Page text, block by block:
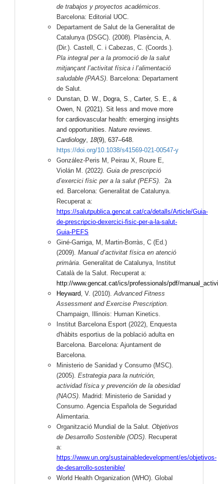
de trabajos y proyectos académicos.
Barcelona: Editorial UOC.
Departament de Salut de la Generalitat de
Catalunya (DSGC). (2008). Plasència, A.
(Dir.). Castell, C. i Cabezas, C. (Coords.).
Pla integral per a la promoció de la salut
mitjançant l’activitat física i l’alimentació
saludable (PAAS). Barcelona: Departament
de Salut.
Dunstan, D. W., Dogra, S., Carter, S. E., &
Owen, N. (2021). Sit less and move more
for cardiovascular health: emerging insights
and opportunities. Nature reviews.
Cardiology, 18(9), 637–648.
https://doi.org/10.1038/s41569-021-00547-y
González-Peris M, Peirau X, Roure E,
Violán M. (2022). Guia de prescripció
d’exercici físic per a la salut (PEFS). 2a
ed. Barcelona: Generalitat de Catalunya.
Recuperat a:
https://salutpublica.gencat.cat/ca/detalls/Article/Guia-
de-prescripcio-dexercici-fisic-per-a-la-salut-
Guia-PEFS
Giné-Garriga, M, Martin-Borràs, C (Ed.)
(2009). Manual d’activitat física en atenció
primària. Generalitat de Catalunya, Institut
Català de la Salut. Recuperat a:
http://www.gencat.cat/ics/professionals/pdf/
Heyward, V. (2010).Advanced Fitness
Assessment and Exercise Prescription.
Champaign, Illinois: Human Kinetics.
Institut Barcelona Esport (2022), Enquesta
d'hàbits esportius de la població adulta en
Barcelona. Barcelona: Ajuntament de
Barcelona.
Ministerio de Sanidad y Consumo (MSC).
(2005). Estrategia para la nutrición,
actividad física y prevención de la obesidad
(NAOS). Madrid: Ministerio de Sanidad y
Consumo. Agencia Española de Seguridad
Alimentaria.
Organització Mundial de la Salut. Objetivos
de Desarrollo Sostenible (ODS). Recuperat
a:
https://www.un.org/sustainabledevelopment/es/objetivos-
de-desarrollo-sostenible/
World Health Organization (WHO). Global